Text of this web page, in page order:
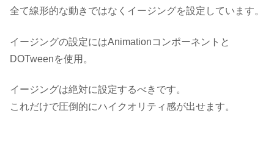
全て線形的な動きではなくイージングを設定 しています。
イージングの設定にはAnimationコンポーネント と
DOTweenを使用。
イージングは絶対に設定するべきです。
これだけで圧倒的にハイクオリティ感が出せます。